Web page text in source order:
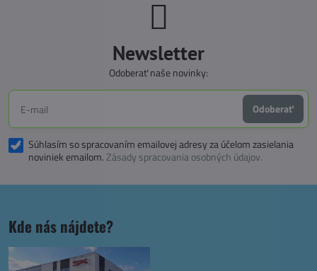
Newsletter
Odoberať naše novinky:
Odoberať
Súhlasím so spracovaním emailovej adresy za účelom zasielania
noviniek emailom.Zásady spracovania osobných údajov.
Kde nás nájdete?